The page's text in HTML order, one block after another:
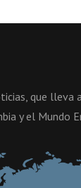
que lleva
y el Mundo